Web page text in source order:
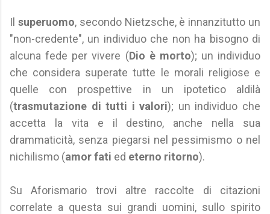
Il superuomo, secondo Nietzsche, è innanzitutto un
"non-credente", un individuo che non ha bisogno di
alcuna fede per vivere (Dio è morto); un individuo
che considera superate tutte le morali religiose e
quelle con prospettive in un ipotetico aldilà
(trasmutazione di tutti i valori); un individuo che
accetta la vita e il destino, anche nella sua
drammaticità, senza piegarsi nel pessimismo o nel
nichilismo (amor fati ed eterno ritorno).
Su Aforismario trovi altre raccolte di citazioni
correlate a questa sui grandi uomini, sullo spirito